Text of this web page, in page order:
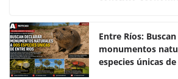
o
k
Entre Ríos:
monumentos
especies únicas